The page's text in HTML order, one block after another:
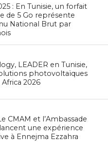
: En Tunisie, un forfait
de 5 Go représente
National Brut par
LEADER en Tunisie,
photovoltaïques
Africa 2026
CMAM et l’Ambassade
une expérience
à Ennejma Ezzahra